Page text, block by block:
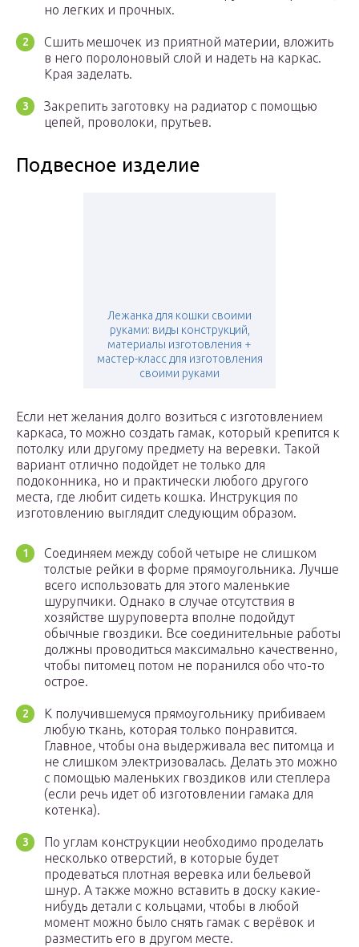
но легких и прочных.
Сшить мешочек из приятной материи, вложить
в него поролоновый слой и надеть на каркас.
Края заделать.
Закрепить заготовку на радиатор с помощью
цепей, проволоки, прутьев.
Подвесное изделие
Лежанка для кошки своими
руками: виды конструкций,
материалы изготовления +
мастер-класс для изготовления
своими руками
Если нет желания долго возиться с изготовлением
каркаса, то можно создать гамак, который крепится к
потолку или другому предмету на веревки. Такой
вариант отлично подойдет не только для
подоконника, но и практически любого другого
места, где любит сидеть кошка. Инструкция по
изготовлению выглядит следующим образом.
Соединяем между собой четыре не слишком
толстые рейки в форме прямоугольника. Лучше
всего использовать для этого маленькие
шурупчики. Однако в случае отсутствия в
хозяйстве шуруповерта вполне подойдут
обычные гвоздики. Все соединительные работы
должны проводиться максимально качественно,
чтобы питомец потом не поранился обо что-то
острое.
К получившемуся прямоугольнику прибиваем
любую ткань, которая только понравится.
Главное, чтобы она выдерживала вес питомца и
не слишком электризовалась. Делать это можно
с помощью маленьких гвоздиков или степлера
(если речь идет об изготовлении гамака для
котенка).
По углам конструкции необходимо проделать
несколько отверстий, в которые будет
продеваться плотная веревка или бельевой
шнур. А также можно вставить в доску какие-
нибудь детали с кольцами, чтобы в любой
момент можно было снять гамак с верёвок и
разместить его в другом месте.